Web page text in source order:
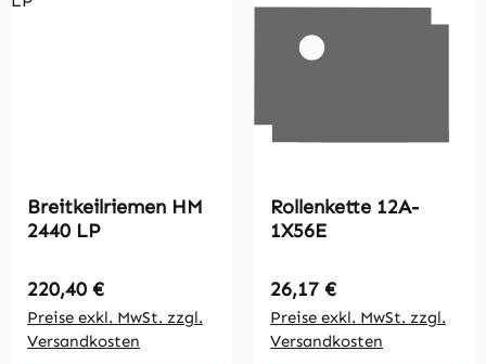
Breitkeilriemen HM
2440 LP
Regulärer Preis:
220,40 €
Preise exkl. MwSt. zzgl.
Versandkosten
Rollenkette 12A-
1X56E
Regulärer Preis:
26,17 €
Preise exkl. MwSt. zzgl.
Versandkosten